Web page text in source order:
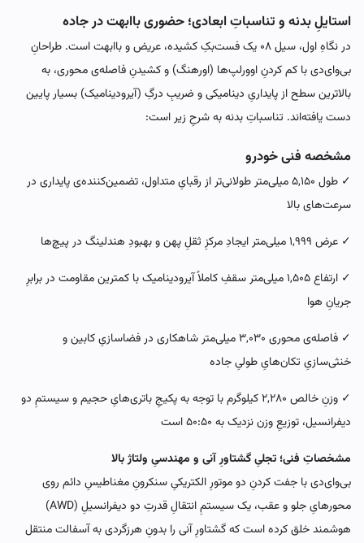
استایلِ بدنه و تناسباتِ ابعادی؛ حضوری باابهت در جاده
در نگاهِ اول، سیل ۰۸ یک فست‌بکِ کشیده، عریض و باابهت است. طراحانِ
بی‌وای‌دی با کم کردنِ اوورلپ‌ها (اورهنگ) و کشیدنِ فاصله‌ی محوری، به
بالاترین سطح از پایداریِ دینامیکی و ضریبِ درگِ (آیرودینامیک) بسیار پایین
دست یافته‌اند. تناسباتِ بدنه به شرحِ زیر است:
مشخصه فنی خودرو
✓ طول ۵,۱۵۰ میلی‌متر طولانی‌تر از رقبایِ متداول، تضمین‌کننده‌ی پایداری در
سرعت‌های بالا
✓ عرض ۱,۹۹۹ میلی‌متر ایجادِ مرکزِ ثقلِ پهن و بهبودِ هندلینگ در پیچ‌ها
✓ ارتفاع ۱,۵۰۵ میلی‌متر سقفِ کاملاً آیرودینامیک با کمترین مقاومت در برابرِ
جریانِ هوا
✓ فاصله‌ی محوری ۳,۰۳۰ میلی‌متر شاهکاری در فضاسازیِ کابین و
خنثی‌سازیِ تکان‌هایِ طولیِ جاده
✓ وزنِ خالص ۲,۲۸۰ کیلوگرم با توجه به پکیجِ باتری‌هایِ حجیم و سیستمِ دو
دیفرانسیل، توزیعِ وزن نزدیک به ۵۰:۵۰ است
مشخصاتِ فنی؛ تجلیِ گشتاورِ آنی و مهندسیِ ولتاژ بالا
بی‌وای‌دی با جفت کردنِ دو موتورِ الکتریکیِ سنکرونِ مغناطیسِ دائم روی
محورهایِ جلو و عقب، یک سیستمِ انتقالِ قدرتِ دو دیفرانسیلِ (AWD)
هوشمند خلق کرده است که گشتاورِ آنی را بدونِ هرزگردی به آسفالت منتقل